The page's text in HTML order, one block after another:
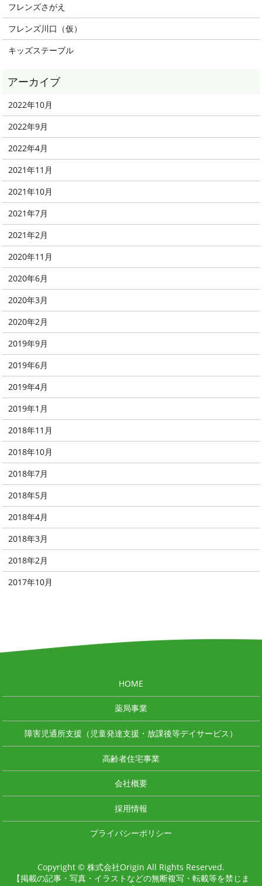
フレンズさがえ
フレンズ川口（仮）
キッズステーブル
2022年10月
2022年9月
2022年4月
2021年11月
2021年10月
2021年7月
2021年2月
2020年11月
2020年6月
2020年3月
2020年2月
2019年9月
2019年6月
2019年4月
2019年1月
2018年11月
2018年10月
2018年7月
2018年5月
2018年4月
2018年3月
2018年2月
2017年10月
HOME
薬局事業
障害児通所支援（児童発達支援・放課後等デイサービス）
高齢者住宅事業
会社概要
採用情報
プライバシーポリシー
Copyright © 株式会社Origin All Rights Reserved.
【掲載の記事・写真・イラストなどの無断複写・転載等を禁じま